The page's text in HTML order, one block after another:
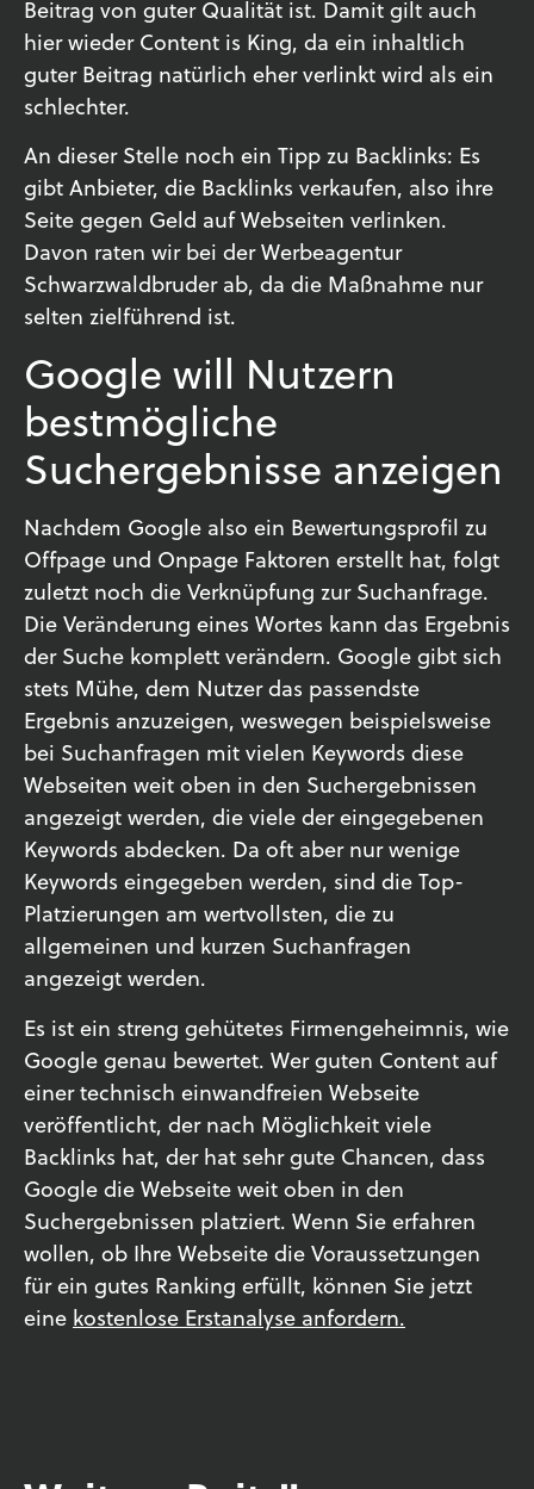
Beitrag von guter Qualität ist. Damit gilt auch
hier wieder Content is King, da ein inhaltlich
guter Beitrag natürlich eher verlinkt wird als ein
schlechter.
An dieser Stelle noch ein Tipp zu Backlinks: Es
gibt Anbieter, die Backlinks verkaufen, also ihre
Seite gegen Geld auf Webseiten verlinken.
Davon raten wir bei der Werbeagentur
Schwarzwaldbruder ab, da die Maßnahme nur
selten zielführend ist.
Google will Nutzern
bestmögliche
Suchergebnisse anzeigen
Nachdem Google also ein Bewertungsprofil zu
Offpage und Onpage Faktoren erstellt hat, folgt
zuletzt noch die Verknüpfung zur Suchanfrage.
Die Veränderung eines Wortes kann das Ergebnis
der Suche komplett verändern. Google gibt sich
stets Mühe, dem Nutzer das passendste
Ergebnis anzuzeigen, weswegen beispielsweise
bei Suchanfragen mit vielen Keywords diese
Webseiten weit oben in den Suchergebnissen
angezeigt werden, die viele der eingegebenen
Keywords abdecken. Da oft aber nur wenige
Keywords eingegeben werden, sind die Top-
Platzierungen am wertvollsten, die zu
allgemeinen und kurzen Suchanfragen
angezeigt werden.
Es ist ein streng gehütetes Firmengeheimnis, wie
Google genau bewertet. Wer guten Content auf
einer technisch einwandfreien Webseite
veröffentlicht, der nach Möglichkeit viele
Backlinks hat, der hat sehr gute Chancen, dass
Google die Webseite weit oben in den
Suchergebnissen platziert. Wenn Sie erfahren
wollen, ob Ihre Webseite die Voraussetzungen
für ein gutes Ranking erfüllt, können Sie jetzt
eine kostenlose Erstanalyse anfordern.